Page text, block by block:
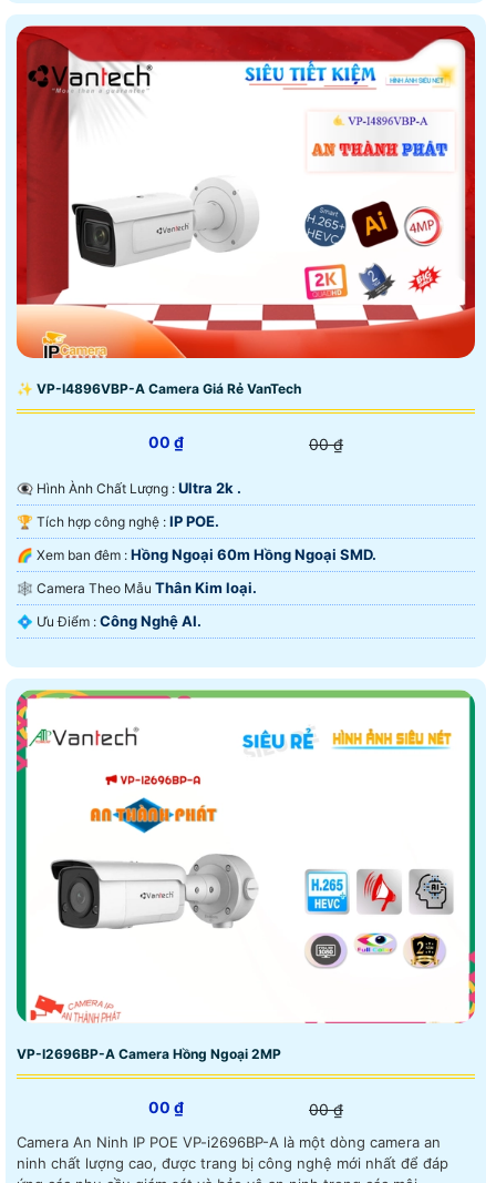
✨ VP-I4896VBP-A Camera Giá Rẻ VanTech
00 ₫ 00 ₫
👁️‍🗨 Hình Ành Chất Lượng : Ultra 2k .
🏆 Tích hợp công nghệ : IP POE.
🌈 Xem ban đêm : Hồng Ngoại 60m Hồng Ngoại SMD.
🕸️ Camera Theo Mẫu Thân Kim loại.
️💠 Ưu Điểm : Công Nghệ AI.
VP-I2696BP-A Camera Hồng Ngoại 2MP
00 ₫ 00 ₫
Camera An Ninh IP POE VP-i2696BP-A là một dòng camera an
ninh chất lượng cao, được trang bị công nghệ mới nhất để đáp